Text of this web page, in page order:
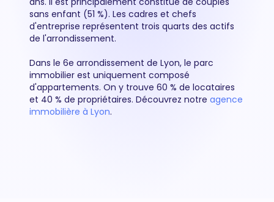
sans enfant (51 %). Les cadres et chefs
d'entreprise représentent trois quarts des actifs
de l'arrondissement.
Dans le 6e arrondissement de Lyon, le parc
immobilier est uniquement composé
d'appartements. On y trouve 60 % de locataires
et 40 % de propriétaires. Découvrez notre agence
immobilière à Lyon.